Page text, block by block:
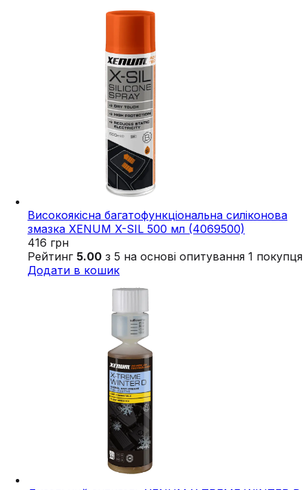
Високоякісна багатофункціональна силіконова
змазка XENUM X-SIL 500 мл (4069500)
416 грн
Рейтинг 5.00 з 5 на основі опитування 1 покупця
Додати в кошик